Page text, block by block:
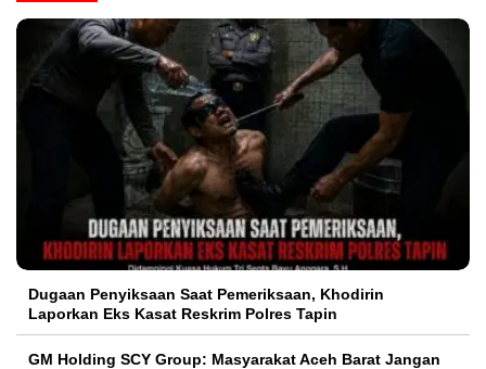
Dugaan Penyiksaan Saat Pemeriksaan, Khodirin
Laporkan Eks Kasat Reskrim Polres Tapin
GM Holding SCY Group: Masyarakat Aceh Barat Jangan